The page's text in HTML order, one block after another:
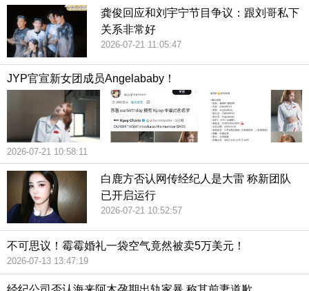
龚俊回应和刘宇宁节目争议：跟刘哥私下
关系非常好
2026-07-21 11:05:47
JYP官宣新女团成员Angelababy！
2026-07-21 10:58:11
白鹿方否认网传经纪人是大雷 称新团队
已开启运行
2026-07-21 10:52:57
不可思议！霉霉婚礼一袋空气竟然被卖5万美元！
2026-07-13 13:47:19